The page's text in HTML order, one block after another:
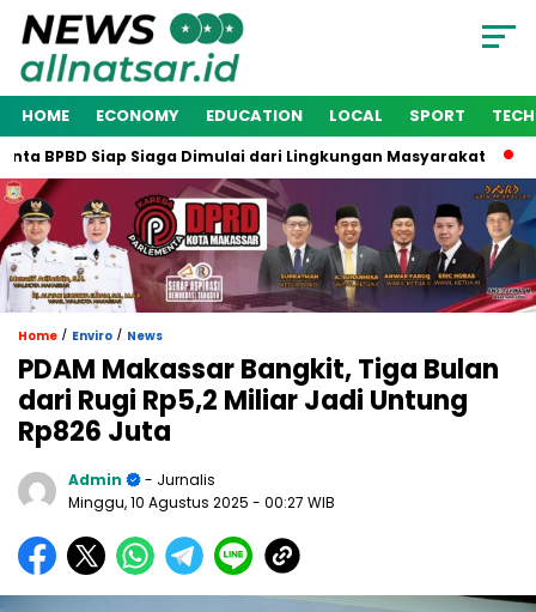
HOME ECONOMY EDUCATION LOCAL SPORT
Siap Siaga Dimulai dari Lingkungan Masyarakat
Home / Enviro / News
PDAM Makassar Bangkit, Tiga Bulan
dari Rugi Rp5,2 Miliar Jadi Untung
Rp826 Juta
Admin
- Jurnalis
Minggu, 10 Agustus 2025 - 00:27 WIB